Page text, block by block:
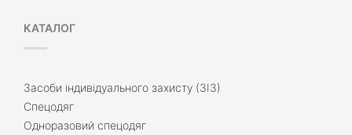
КАТАЛОГ
Засоби індивідуального захисту (ЗІЗ)
Спецодяг
Одноразовий спецодяг